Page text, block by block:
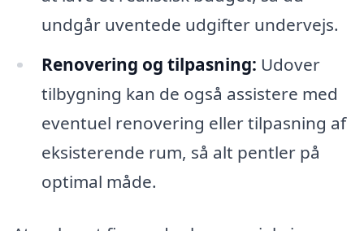
undgår uventede udgifter undervejs.
Renovering og tilpasning: Udover
tilbygning kan de også assistere med
eventuel renovering eller tilpasning af
eksisterende rum, så alt pentler på
optimal måde.